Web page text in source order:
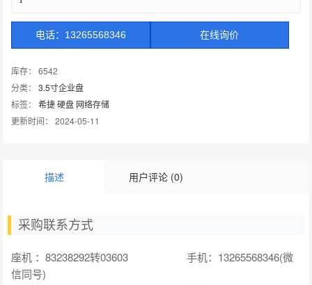
电话：13265568346 在线询价
库存： 6542
分类：3.5寸企业盘
标签：希捷 硬盘 网络存储
更新时间： 2024-05-11
描述 用户评论 (0)
采购联系方式
座机 ：83238292转03603 手机：13265568346(微
信同号)